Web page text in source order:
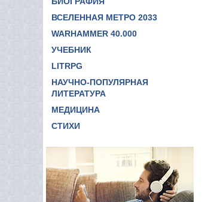
ВСЕЛЕННАЯ МЕТРО 2033
WARHAMMER 40.000
УЧЕБНИК
LITRPG
НАУЧНО-ПОПУЛЯРНАЯ
ЛИТЕРАТУРА
МЕДИЦИНА
СТИХИ